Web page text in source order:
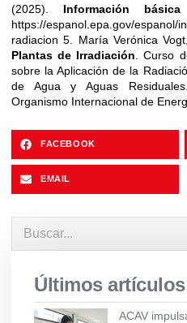
(2025). Información
https://espanol.epa.gov/espanol/
radiacion 5. María Verónica
Plantas de Irradiación . Curso
sobre la Aplicación de la
de Agua y Aguas
Organismo Internacional de
FACEBOOK
EMAIL
Últimos artículos
ACAV